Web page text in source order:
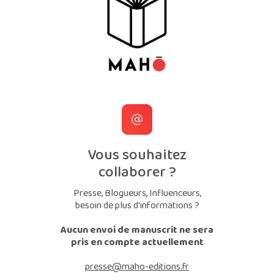
Vous souhaitez
collaborer ?
Presse, Blogueurs, Influenceurs,
besoin de plus d'informations ?
Aucun envoi de manuscrit ne sera
pris en compte actuellement
presse@maho-editions.fr